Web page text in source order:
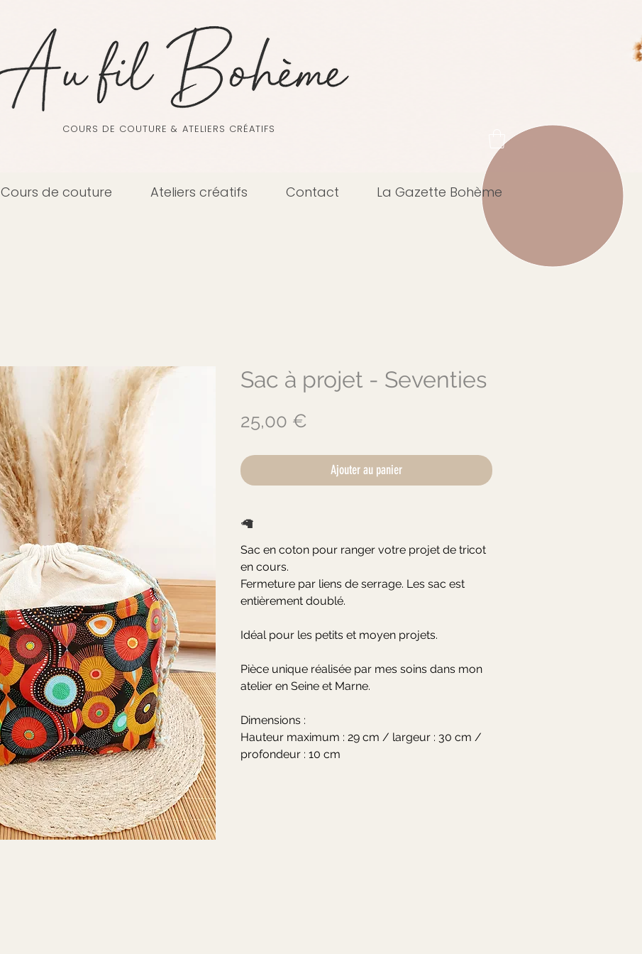
COURS DE COUTURE & ATELIERS CRÉATIFS
Cours de couture Ateliers créatifs Contact La Gazette Bohème
Sac à projet - Seventies
25,00 €
Ajouter au panier
🦙
Sac en coton pour ranger votre projet de tricot
en cours.
Fermeture par liens de serrage. Les sac est
entièrement doublé.
Idéal pour les petits et moyen projets.
Pièce unique réalisée par mes soins dans mon
atelier en Seine et Marne.
Dimensions :
Hauteur maximum : 29 cm / largeur : 30 cm /
profondeur : 10 cm